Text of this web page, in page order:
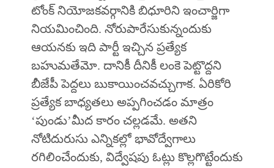
టోంక్‌ నియోజకవర్గానికి బిధూరిని ఇంచార్జిగా
నియమించింది. నోరుపారేసుకున్నందుకు
ఆయనకు ఇది పార్టీ ఇచ్చిన ప్రత్యేక
బహుమతేమో. దానికీ దీనికీ లంకె పెట్టొద్దని
బీజేపీ పెద్దలు బుకాయించవచ్చుగాక. ఏరికోరి
ప్రత్యేక బాధ్యతలు అప్పగించడం మాత్రం
‘పుండు’మీద కారం చల్లడమే. అతని
నోటిదురుసు ఎన్నికల్లో భావోద్వేగాలు
రగిలించేందుకు, విద్వేషపు ఓట్లు కొల్లగొట్టేందుకు